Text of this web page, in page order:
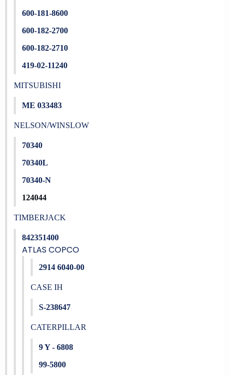
600-181-8600
600-182-2700
600-182-2710
419-02-11240
MITSUBISHI
ME 033483
NELSON/WINSLOW
70340
70340L
70340-N
124044
TIMBERJACK
842351400
ATLAS COPCO
2914 6040-00
CASE IH
S-238647
CATERPILLAR
9 Y - 6808
99-5800